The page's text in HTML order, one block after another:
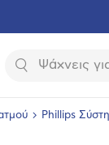
Αναζήτηση
Phillips